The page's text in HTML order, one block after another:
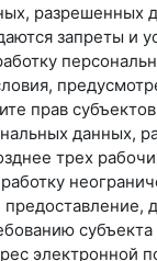
разрешенных
запреты и
прав
данных,
трех
электронной